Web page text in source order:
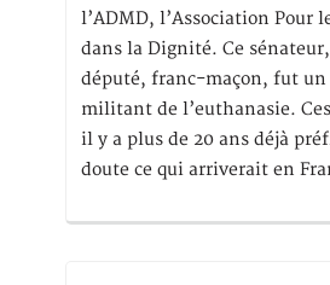
l’ADMD, l’Association Pour
dans la Dignité. Ce
député, franc-maçon, fut
militant de l’euthanasie.
il y a plus de 20 ans déjà
doute ce qui arriverait en